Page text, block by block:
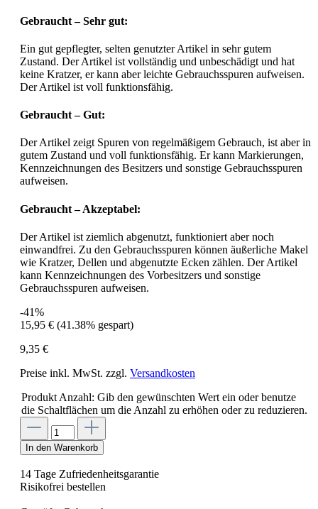
Gebraucht – Sehr gut:
Ein gut gepflegter, selten genutzter Artikel in sehr gutem
Zustand. Der Artikel ist vollständig und unbeschädigt und hat
keine Kratzer, er kann aber leichte Gebrauchsspuren aufweisen.
Der Artikel ist voll funktionsfähig.
Gebraucht – Gut:
Der Artikel zeigt Spuren von regelmäßigem Gebrauch, ist aber in
gutem Zustand und voll funktionsfähig. Er kann Markierungen,
Kennzeichnungen des Besitzers und sonstige Gebrauchsspuren
aufweisen.
Gebraucht – Akzeptabel:
Der Artikel ist ziemlich abgenutzt, funktioniert aber noch
einwandfrei. Zu den Gebrauchsspuren können äußerliche Makel
wie Kratzer, Dellen und abgenutzte Ecken zählen. Der Artikel
kann Kennzeichnungen des Vorbesitzers und sonstige
Gebrauchsspuren aufweisen.
-41%
15,95 € (41.38% gespart)
9,35 €
Preise inkl. MwSt. zzgl. Versandkosten
Produkt Anzahl: Gib den gewünschten Wert ein oder benutze
die Schaltflächen um die Anzahl zu erhöhen oder zu reduzieren.
In den Warenkorb
14 Tage Zufriedenheitsgarantie
Risikofrei bestellen